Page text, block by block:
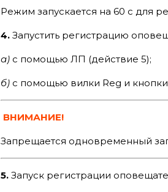
Режим запускается на 60 с для
4. Запустить регистрацию
а) с помощью ЛП (действие 5);
б) с помощью вилки Reg и
ВНИМАНИЕ!
Запрещается одновременный
5. Запуск регистрации